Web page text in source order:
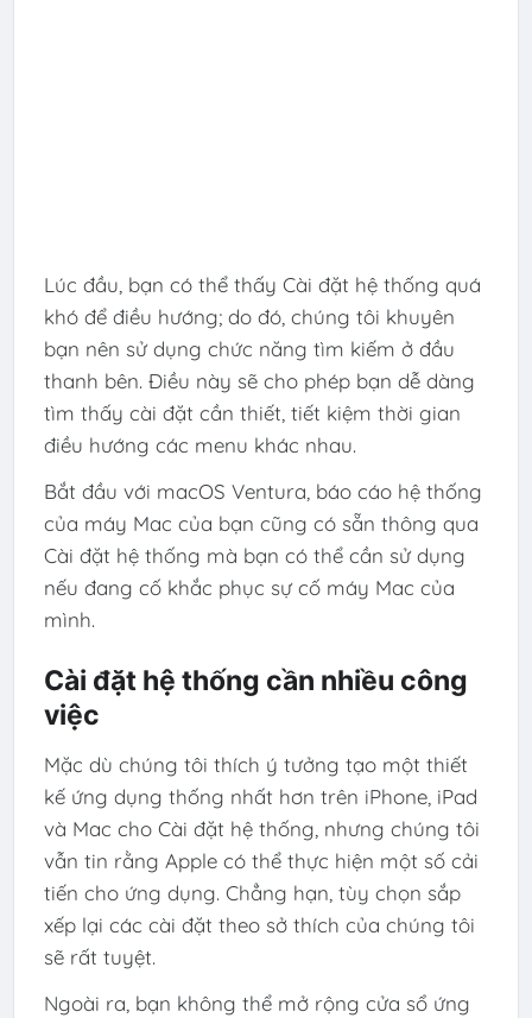
Lúc đầu, bạn có thể thấy Cài đặt hệ thống quá
khó để điều hướng; do đó, chúng tôi khuyên
bạn nên sử dụng chức năng tìm kiếm ở đầu
thanh bên. Điều này sẽ cho phép bạn dễ dàng
tìm thấy cài đặt cần thiết, tiết kiệm thời gian
điều hướng các menu khác nhau.
Bắt đầu với macOS Ventura, báo cáo hệ thống
của máy Mac của bạn cũng có sẵn thông qua
Cài đặt hệ thống mà bạn có thể cần sử dụng
nếu đang cố khắc phục sự cố máy Mac của
mình.
Cài đặt hệ thống cần nhiều công
việc
Mặc dù chúng tôi thích ý tưởng tạo một thiết
kế ứng dụng thống nhất hơn trên iPhone, iPad
và Mac cho Cài đặt hệ thống, nhưng chúng tôi
vẫn tin rằng Apple có thể thực hiện một số cải
tiến cho ứng dụng. Chẳng hạn, tùy chọn sắp
xếp lại các cài đặt theo sở thích của chúng tôi
sẽ rất tuyệt.
Ngoài ra, bạn không thể mở rộng cửa sổ ứng